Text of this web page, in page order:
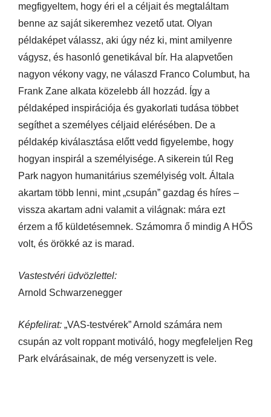
megfigyeltem, hogy éri el a céljait és megtaláltam
benne az saját sikeremhez vezető utat. Olyan
példaképet válassz, aki úgy néz ki, mint amilyenre
vágysz, és hasonló genetikával bír. Ha alapvetően
nagyon vékony vagy, ne válaszd Franco Columbut, ha
Frank Zane alkata közelebb áll hozzád. Így a
példaképed inspirációja és gyakorlati tudása többet
segíthet a személyes céljaid elérésében. De a
példakép kiválasztása előtt vedd figyelembe, hogy
hogyan inspirál a személyisége. A sikerein túl Reg
Park nagyon humanitárius személyiség volt. Általa
akartam több lenni, mint „csupán” gazdag és híres –
vissza akartam adni valamit a világnak: mára ezt
érzem a fő küldetésemnek. Számomra ő mindig A HŐS
volt, és örökké az is marad.
Vastestvéri üdvözlettel:
Arnold Schwarzenegger
Képfelirat: „VAS-testvérek” Arnold számára nem
csupán az volt roppant motiváló, hogy megfeleljen Reg
Park elvárásainak, de még versenyzett is vele.